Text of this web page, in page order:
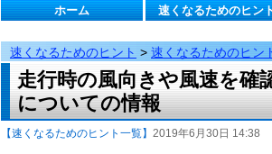
ホーム 速くなるためのヒン
速くなるためのヒント > 速くなるためのヒン
走行時の風向きや風速を確
についての情報
【速くなるためのヒント一覧】 2019年6月30日 14:38